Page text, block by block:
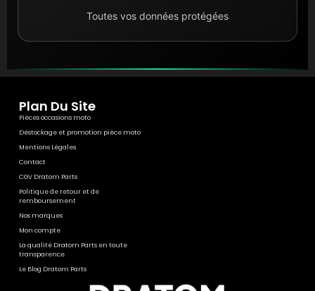
Toutes vos données protégées
Plan Du Site
Pièces occasions moto
Déstockage et promotion pièce moto
Mentions Légales
Contact
CGV Dratom Parts
Politique de retour et de
remboursement
Nos marques
Mon compte
La qualité Dratom Parts en toute
transparence
Le Blog Dratom Parts